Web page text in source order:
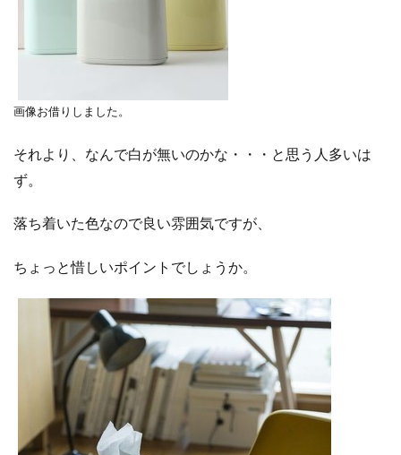
画像お借りしました。
それより、なんで白が無いのかな・・・と思う人多いは
ず。
落ち着いた色なので良い雰囲気ですが、
ちょっと惜しいポイントでしょうか。